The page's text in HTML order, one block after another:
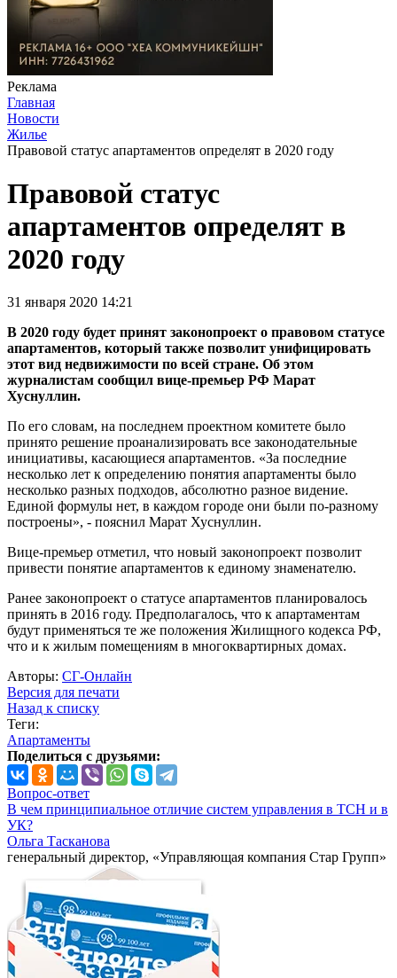
Реклама
Главная
Новости
Жилье
Правовой статус апартаментов определят в 2020 году
Правовой статус
апартаментов определят в
2020 году
31 января 2020 14:21
В 2020 году будет принят законопроект о правовом статусе
апартаментов, который также позволит унифицировать
этот вид недвижимости по всей стране. Об этом
журналистам сообщил вице-премьер РФ Марат
Хуснуллин.
По его словам, на последнем проектном комитете было
принято решение проанализировать все законодательные
инициативы, касающиеся апартаментов. «За последние
несколько лет к определению понятия апартаменты было
несколько разных подходов, абсолютно разное видение.
Единой формулы нет, в каждом городе они были по-разному
построены», - пояснил Марат Хуснуллин.
Вице-премьер отметил, что новый законопроект позволит
привести понятие апартаментов к единому знаменателю.
Ранее законопроект о статусе апартаментов планировалось
принять в 2016 году. Предполагалось, что к апартаментам
будут применяться те же положения Жилищного кодекса РФ,
что и к жилым помещениям в многоквартирных домах.
Авторы: СГ-Онлайн
Версия для печати
Назад к списку
Теги:
Апартаменты
Поделиться с друзьями:
Вопрос-ответ
В чем принципиальное отличие систем управления в ТСН и в
УК?
Ольга Тасканова
генеральный директор, «Управляющая компания Стар Групп»